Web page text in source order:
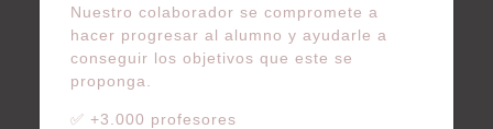
Nuestro colaborador se compromete a
hacer progresar al alumno y ayudarle a
conseguir los objetivos que este se
proponga.
✅ +3.000 profesores